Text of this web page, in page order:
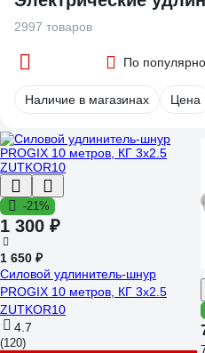
2997 товаров
По
Наличие в магазинах Цена
-21%
1 300 ₽
1 650 ₽
Силовой удлинитель-шнур
PROGIX 10 метров, КГ 3x2.5
ZUTKOR10
4.7
(120)